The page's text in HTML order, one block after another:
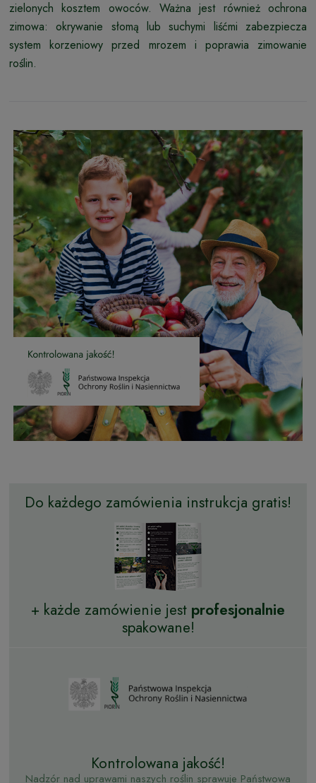
zielonych kosztem owoców. Ważna jest również ochrona
zimowa: okrywanie słomą lub suchymi liśćmi zabezpiecza
system korzeniowy przed mrozem i poprawia zimowanie
roślin.
Do każdego zamówienia instrukcja gratis!
+ każde zamówienie jest profesjonalnie
spakowane!
Kontrolowana jakość!
Nadzór nad uprawami naszych roślin sprawuje Państwowa